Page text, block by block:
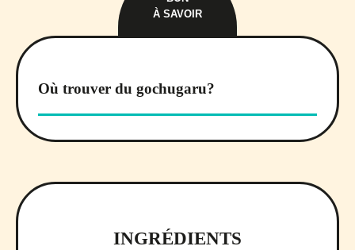
À SAVOIR
Où trouver du gochugaru?
INGRÉDIENTS